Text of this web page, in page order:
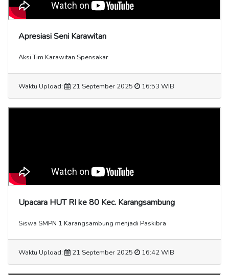
Apresiasi Seni Karawitan
Aksi Tim Karawitan Spensakar
Waktu Upload: 21 September 2025 16:53 WIB
Upacara HUT RI ke 80 Kec. Karangsambung
Siswa SMPN 1 Karangsambung menjadi Paskibra
Waktu Upload: 21 September 2025 16:42 WIB